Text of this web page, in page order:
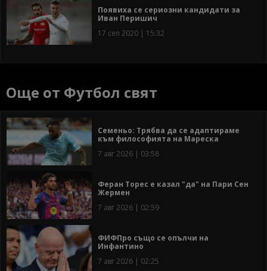
Появиха се сериозни кандидати за
Иван Перишич
17 сеп 2020 | 15:32
Още от Футбол свят
Семеньо: Трябва да се адаптираме
към философията на Мареска
7 авг 2026 | 03:58
Феран Торес е казал "да" на Пари Сен
Жермен
7 авг 2026 | 02:59
ФИФПро също се опълчи на
Инфантино
7 авг 2026 | 02:25